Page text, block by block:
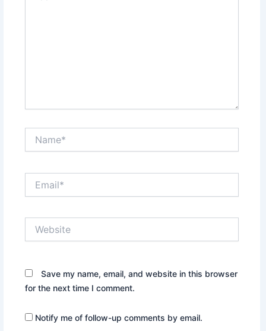
Save my name, email, and website in this browser
for the next time I comment.
Notify me of follow-up comments by email.